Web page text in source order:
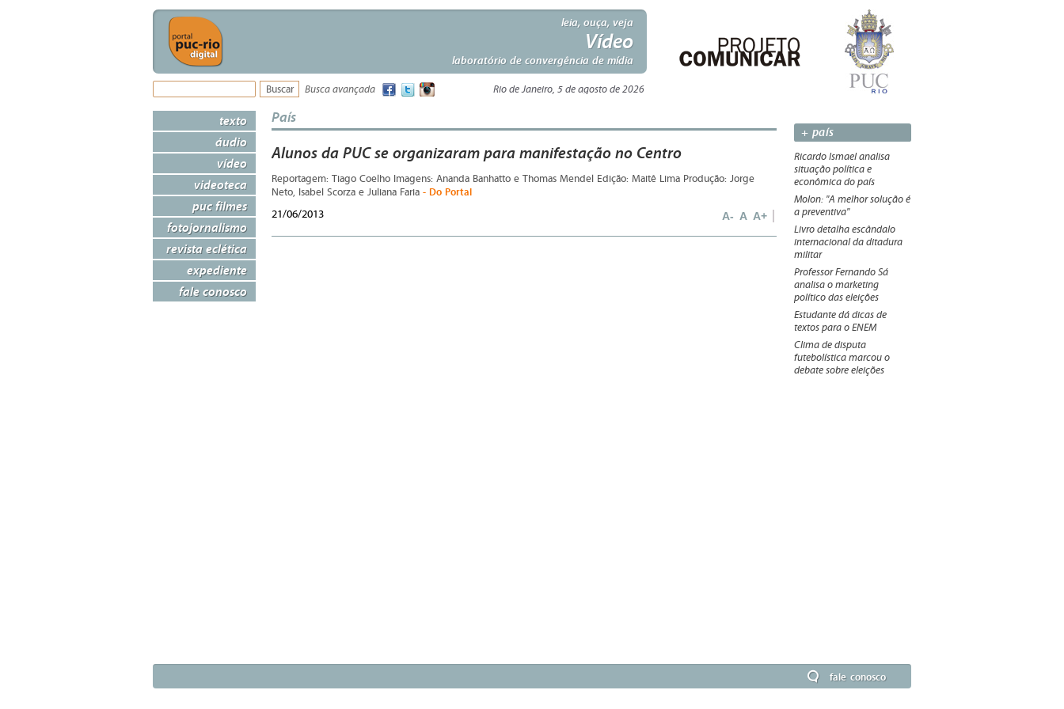
leia, ouça, veja
Vídeo
laboratório de convergência de mídia
Busca avançada Rio de Janeiro, 5 de agosto de 2026
texto
áudio
vídeo
videoteca
puc filmes
fotojornalismo
revista eclética
expediente
fale conosco
País
Alunos da PUC se organizaram para manifestação no Centro
Reportagem: Tiago Coelho Imagens: Ananda Banhatto e Thomas Mendel Edição: Maitê Lima Produção: Jorge
Neto, Isabel Scorza e Juliana Faria - Do Portal
21/06/2013 A- A A+
+ país
Ricardo Ismael analisa
situação política e
econômica do país
Molon: "A melhor solução é
a preventiva"
Livro detalha escândalo
internacional da ditadura
militar
Professor Fernando Sá
analisa o marketing
político das eleições
Estudante dá dicas de
textos para o ENEM
Clima de disputa
futebolística marcou o
debate sobre eleições
fale conosco